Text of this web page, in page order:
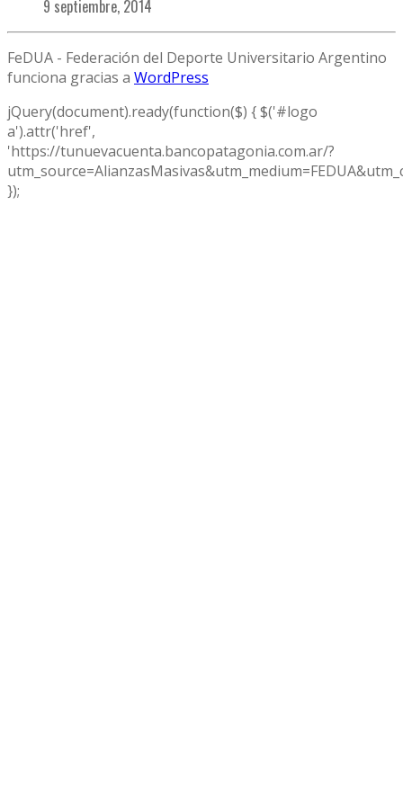
9 septiembre, 2014
FeDUA - Federación del Deporte Universitario Argentino
funciona gracias a WordPress
jQuery(document).ready(function($) { $('#logo
a').attr('href',
'https://tunuevacuenta.bancopatagonia.com.ar/?
});